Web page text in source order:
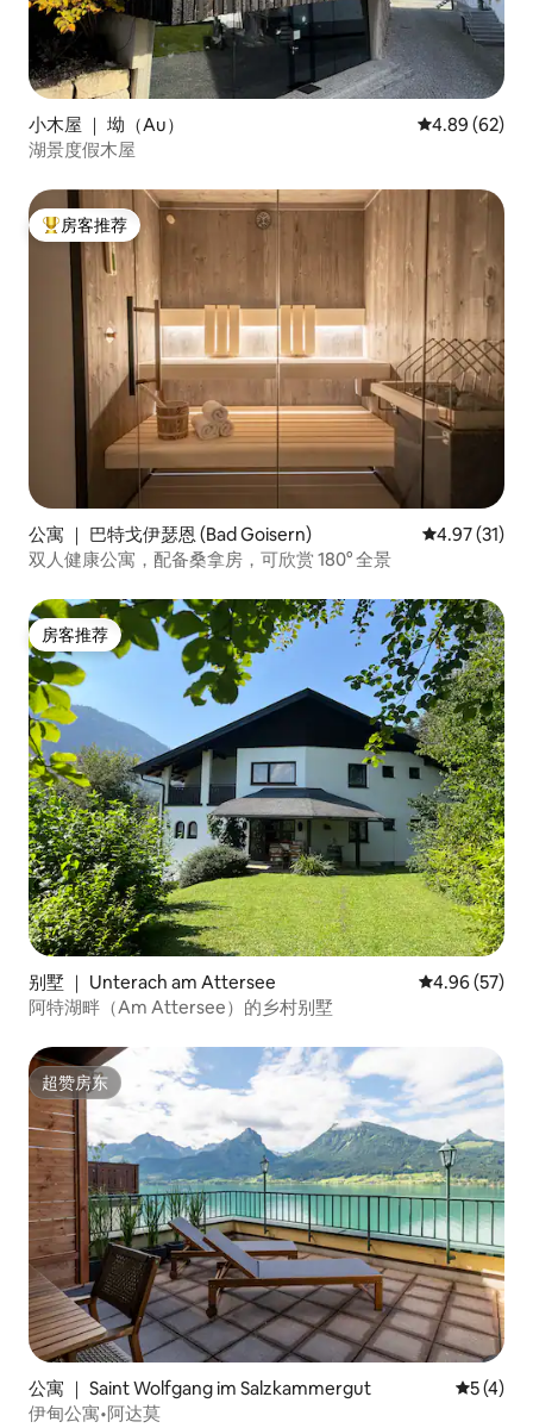
小木屋 ｜ 坳（Au） 平均评分 4.89
4.89 (62)
湖景度假木屋
热门「房客推荐」
房客推荐
公寓 ｜ 巴特戈伊瑟恩 (Bad Goisern) 平均评分
4.97 (31)
双人健康公寓，配备桑拿房，可欣赏 180° 全景
房客推荐
房客推荐
别墅 ｜ Unterach am Attersee 平均评分
4.96 (57)
阿特湖畔（Am Attersee）的乡村别墅
超赞房东
超赞房东
公寓 ｜ Saint Wolfgang im Salzkammergut 平均评分
5 (4)
伊甸公寓•阿达莫